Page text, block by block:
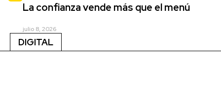
La confianza vende más que el menú
julio 8, 2026
DIGITAL